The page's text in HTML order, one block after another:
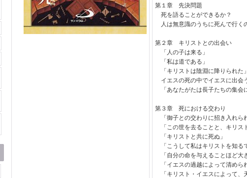
第１章 先決問題
死を語ることができるか？
人は無意識のうちに死んで行く
第２章 キリストとの出会い
「人の子は来る」
「私は道である」
「キリストは陰淵に降りられた
イエスの死の中でイエスに出会
「あなたがたは長子たちの集会
第３章 死における交わり
「御子との交わりに招き入れら
「この世を去ることと、キリス
「キリストと共に死ぬ」
「こうして私はキリストを知る
「自分の命を与えることほど大
「イエスの過越によって清めら
「キリスト・イエスによって、